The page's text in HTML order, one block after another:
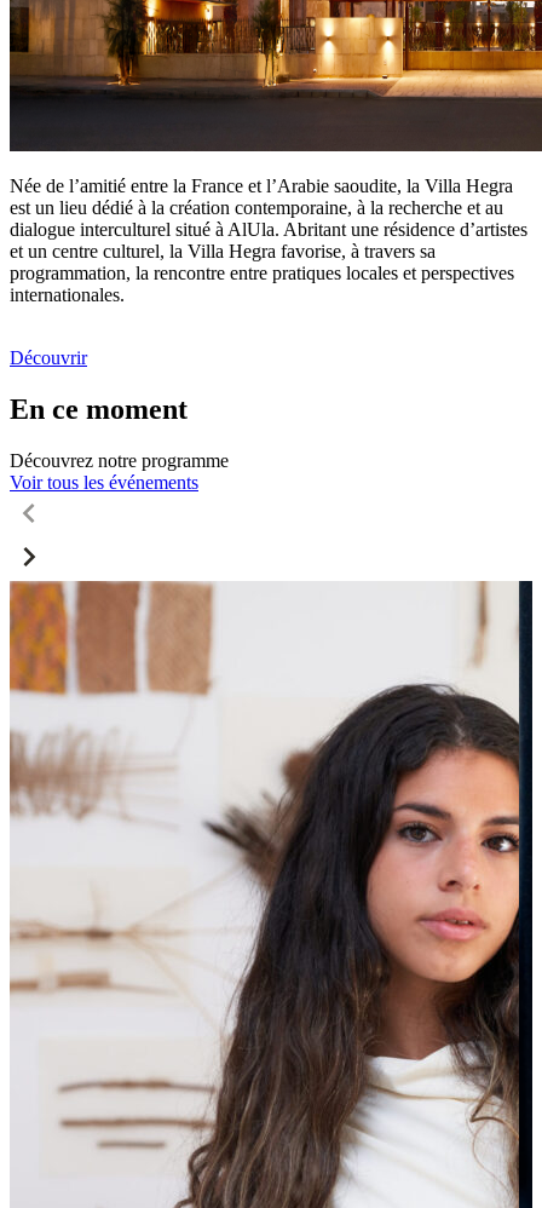
Née de l’amitié entre la France et l’Arabie saoudite, la Villa Hegra
est un lieu dédié à la création contemporaine, à la recherche et au
dialogue interculturel situé à AlUla. Abritant une résidence d’artistes
et un centre culturel, la Villa Hegra favorise, à travers sa
programmation, la rencontre entre pratiques locales et perspectives
internationales.
Découvrir
En ce moment
Découvrez notre programme
Voir tous les événements